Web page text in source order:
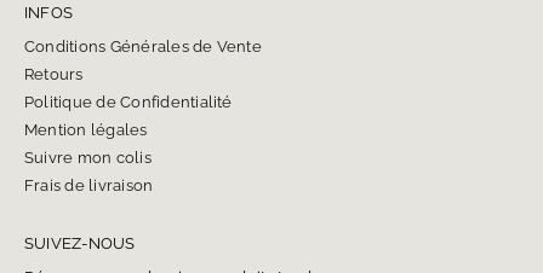
INFOS
Conditions Générales de Vente
Retours
Politique de Confidentialité
Mention légales
Suivre mon colis
Frais de livraison
SUIVEZ-NOUS